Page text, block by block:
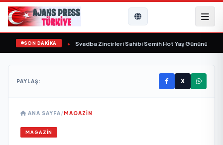
SON DAKİKA
yaşamını yitirdi Svadba Zincirleri Sahibi Semih Hot Yaş Gününü Sanat
PAYLAŞ: X
ANA SAYFA/MAGAZİN
MAGAZİN